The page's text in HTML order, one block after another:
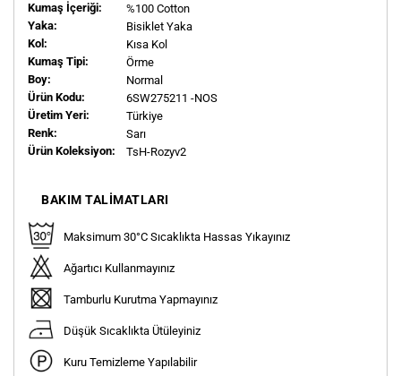
Kumaş İçeriği:
%100 Cotton
Yaka:
Bisiklet Yaka
Kol:
Kısa Kol
Kumaş Tipi:
Örme
Boy:
Normal
Ürün Kodu:
6SW275211 -NOS
Üretim Yeri:
Türkiye
Renk:
Sarı
Ürün Koleksiyon:
TsH-Rozyv2
BAKIM TALIMATLARI
Maksimum 30°C Sıcaklıkta Hassas Yıkayınız
Ağartıcı Kullanmayınız
Tamburlu Kurutma Yapmayınız
Düşük Sıcaklıkta Ütüleyiniz
Kuru Temizleme Yapılabilir